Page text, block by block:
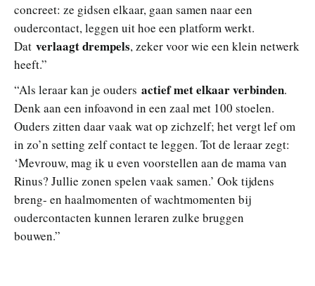
concreet: ze gidsen elkaar, gaan samen naar een
oudercontact, leggen uit hoe een platform werkt.
Dat verlaagt drempels, zeker voor wie een klein netwerk
heeft.”
“Als leraar kan je ouders actief met elkaar verbinden.
Denk aan een infoavond in een zaal met 100 stoelen.
Ouders zitten daar vaak wat op zichzelf; het vergt lef om
in zo’n setting zelf contact te leggen. Tot de leraar zegt:
‘Mevrouw, mag ik u even voorstellen aan de mama van
Rinus? Jullie zonen spelen vaak samen.’ Ook tijdens
breng- en haalmomenten of wachtmomenten bij
oudercontacten kunnen leraren zulke bruggen
bouwen.”